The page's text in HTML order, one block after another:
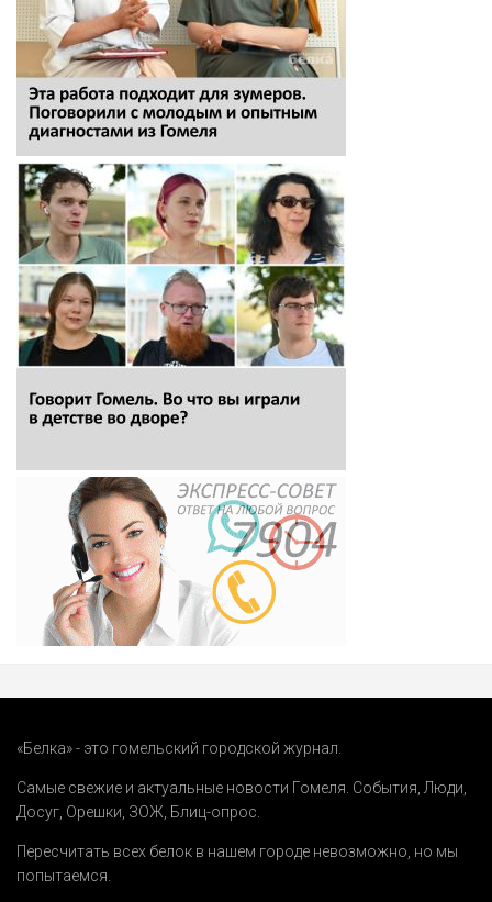
«Белка» - это гомельский городской журнал.
Самые свежие и актуальные новости Гомеля. События,Люди,
Досуг, Орешки, ЗОЖ, Блиц-опрос.
Пересчитать всех белок в нашем городе невозможно, но мы
попытаемся.